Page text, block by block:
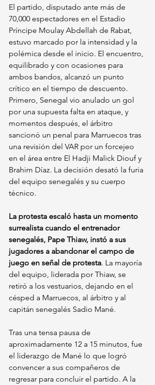
El partido, disputado ante más de
70,000 espectadores en el Estadio
Príncipe Moulay Abdellah de Rabat,
estuvo marcado por la intensidad y la
polémica desde el inicio. El encuentro,
equilibrado y con ocasiones para
ambos bandos, alcanzó un punto
crítico en el tiempo de descuento.
Primero, Senegal vio anulado un gol
por una supuesta falta en ataque, y
momentos después, el árbitro
sancionó un penal para Marruecos tras
una revisión del VAR por un forcejeo
en el área entre El Hadji Malick Diouf y
Brahim Díaz. La decisión desató la furia
del equipo senegalés y su cuerpo
técnico.
La protesta escaló hasta un momento
surrealista cuando el entrenador
senegalés, Pape Thiaw, instó a sus
jugadores a abandonar el campo de
juego en señal de protesta. La mayoría
del equipo, liderada por Thiaw, se
retiró a los vestuarios, dejando en el
césped a Marruecos, al árbitro y al
capitán senegalés Sadio Mané.
Tras una tensa pausa de
aproximadamente 12 a 15 minutos, fue
el liderazgo de Mané lo que logró
convencer a sus compañeros de
regresar para concluir el partido. A la